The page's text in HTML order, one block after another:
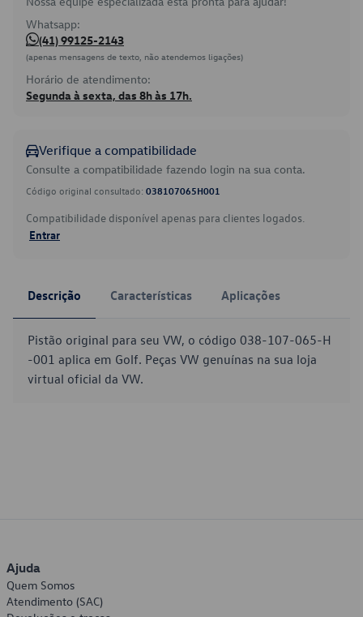
Whatsapp:
(41) 99125-2143
(apenas mensagens de texto, não atendemos ligações)
Horário de atendimento:
Segunda à sexta, das 8h às 17h.
Verifique a compatibilidade
Consulte a compatibilidade fazendo login na sua conta.
Código original consultado: 038107065H001
Compatibilidade disponível apenas para clientes logados.
Entrar
Descrição Características Aplicações
Pistão original para seu VW, o código 038-107-065-H
-001 aplica em Golf. Peças VW genuínas na sua loja
virtual oficial da VW.
Ajuda
Quem Somos
Atendimento (SAC)